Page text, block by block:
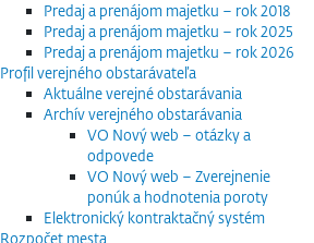
Predaj a prenájom majetku – rok 2018
Predaj a prenájom majetku – rok 2025
Predaj a prenájom majetku – rok 2026
Profil verejného obstarávateľa
Aktuálne verejné obstarávania
Archív verejného obstarávania
VO Nový web – otázky a
odpovede
VO Nový web – Zverejnenie
ponúk a hodnotenia poroty
Elektronický kontraktačný systém
Rozpočet mesta